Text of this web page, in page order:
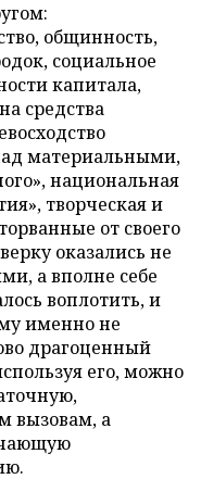
общинность,
социальное
капитала,
средства
материальными,
национальная
творческая и
от своего
оказались не
а вполне себе
воплотить, и
именно не
драгоценный
его, можно
вызовам, а